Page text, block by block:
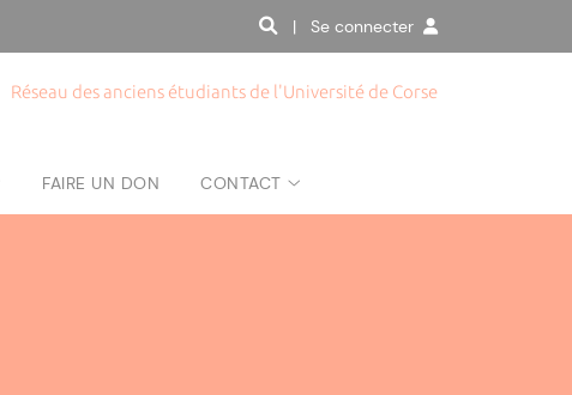
| Se connecter
Réseau des anciens étudiants de l'Université de Corse
FAIRE UN DON CONTACT